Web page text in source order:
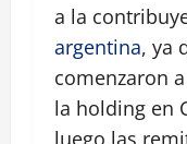
a la
argentina, ya
comenzaron
la holding en
luego las